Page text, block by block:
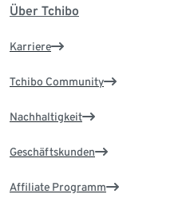
Über Tchibo
Karriere
Tchibo Community
Nachhaltigkeit
Geschäftskunden
Affiliate Programm